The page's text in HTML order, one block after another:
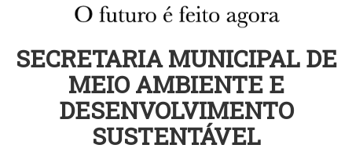
SECRETARIA MUNICIPAL DE
MEIO AMBIENTE E
DESENVOLVIMENTO
SUSTENTÁVEL